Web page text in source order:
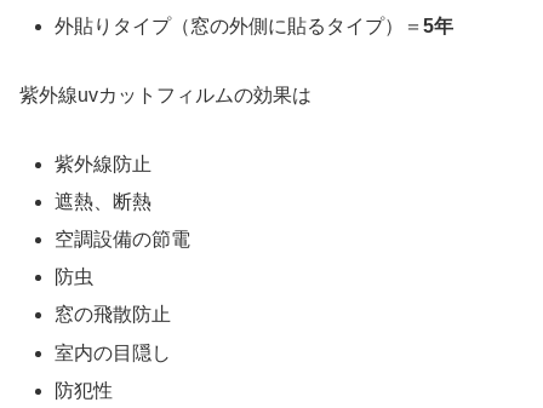
外貼りタイプ（窓の外側に貼るタイプ）＝5年
紫外線uvカットフィルムの効果は
紫外線防止
遮熱、断熱
空調設備の節電
防虫
窓の飛散防止
室内の目隠し
防犯性